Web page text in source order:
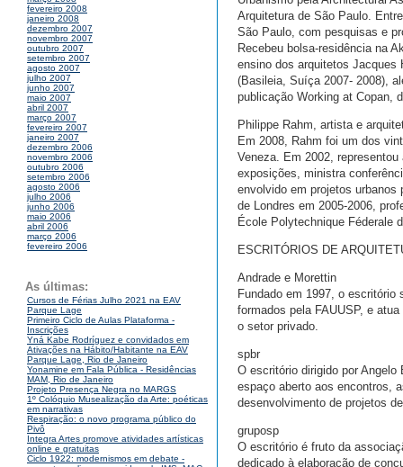
fevereiro 2008
janeiro 2008
dezembro 2007
novembro 2007
outubro 2007
setembro 2007
agosto 2007
julho 2007
junho 2007
maio 2007
abril 2007
março 2007
fevereiro 2007
janeiro 2007
dezembro 2006
novembro 2006
outubro 2006
setembro 2006
agosto 2006
julho 2006
junho 2006
maio 2006
abril 2006
março 2006
fevereiro 2006
As últimas:
Cursos de Férias Julho 2021 na EAV
Parque Lage
Primeiro Ciclo de Aulas Plataforma -
Inscrições
Yná Kabe Rodríguez e convidados em
Ativações na Hábito/Habitante na EAV
Parque Lage, Rio de Janeiro
Yonamine em Fala Pública - Residências
MAM, Rio de Janeiro
Projeto Presença Negra no MARGS
1º Colóquio Musealização da Arte: poéticas
em narrativas
Respiração: o novo programa público do
Pivô
Integra Artes promove atividades artísticas
online e gratuitas
Ciclo 1922: modernismos em debate -
Arquitetura de São Paulo.
São Paulo, com pesquisas e
Recebeu bolsa-residência na
ensino dos arquitetos Jacques
(Basileia, Suíça 2007- 2008),
publicação Working at Copan,
Philippe Rahm, artista e
Em 2008, Rahm foi um dos
Veneza. Em 2002,
exposições, ministra
envolvido em projetos
de Londres em 2005-2006,
École Polytechnique Féderale
ESCRITÓRIOS DE
Andrade e Morettin
Fundado em 1997, o
formados pela FAUUSP, e
o setor privado.
spbr
O escritório dirigido por
espaço aberto aos encontros,
desenvolvimento de projetos
gruposp
O escritório é fruto da
dedicado à elaboração de